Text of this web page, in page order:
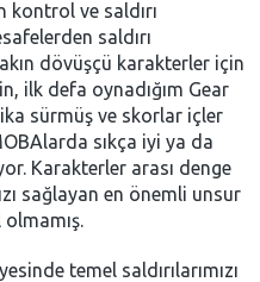
kontrol ve saldırı
saldırı
dövüşçü karakterler için
ilk defa oynadığım Gear
sürmüş ve skorlar içler
sıkça iyi ya da
Karakterler arası denge
sağlayan en önemli unsur
temel saldırılarımızı